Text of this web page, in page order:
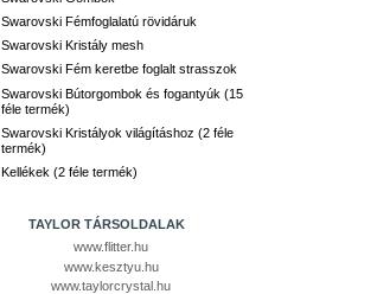
Swarovski Fémfoglalatú rövidáruk
Swarovski Kristály mesh
Swarovski Fém keretbe foglalt strasszok
Swarovski Bútorgombok és fogantyúk (15
féle termék)
Swarovski Kristályok világításhoz (2 féle
termék)
Kellékek (2 féle termék)
TAYLOR TÁRSOLDALAK
www.flitter.hu
www.kesztyu.hu
www.taylorcrystal.hu